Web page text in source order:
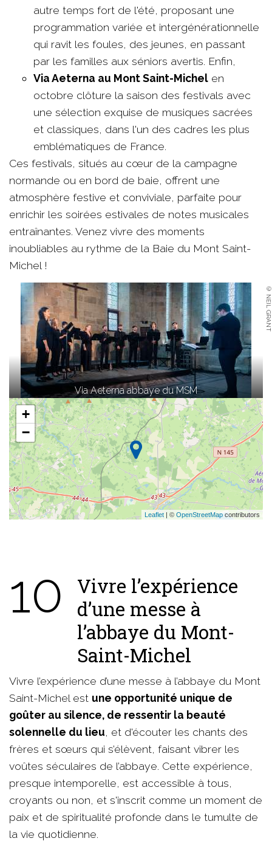
autre temps fort de l'été, proposant une
programmation variée et intergénérationnelle
qui ravit les foules, des jeunes, en passant
par les familles aux séniors avertis. Enfin,
Via Aeterna au Mont Saint-Michel en
octobre clôture la saison des festivals avec
une sélection exquise de musiques sacrées
et classiques, dans l'un des cadres les plus
emblématiques de France.
Ces festivals, situés au cœur de la campagne
normande ou en bord de baie, offrent une
atmosphère festive et conviviale, parfaite pour
enrichir les soirées estivales de notes musicales
entraînantes. Venez vivre des moments
inoubliables au rythme de la Baie du Mont Saint-
Michel !
© NEIL GRANT
Via Aeterna abbaye du MSM
+
−
Leaflet | © OpenStreetMap contributors
10
​Vivre l’expérience
d’une messe à
l’abbaye du Mont-
Saint-Michel
Vivre l’expérience d’une messe à l’abbaye du Mont
Saint-Michel est une opportunité unique de
goûter au silence, de ressentir la beauté
solennelle du lieu, et d'écouter les chants des
frères et sœurs qui s’élèvent, faisant vibrer les
voûtes séculaires de l’abbaye. Cette expérience,
presque intemporelle, est accessible à tous,
croyants ou non, et s'inscrit comme un moment de
paix et de spiritualité profonde dans le tumulte de
la vie quotidienne.